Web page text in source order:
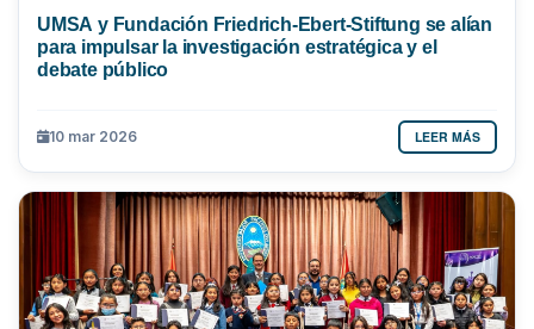
UMSA y Fundación Friedrich-Ebert-Stiftung se alían
para impulsar la investigación estratégica y el
debate público
10 mar 2026 LEER MÁS